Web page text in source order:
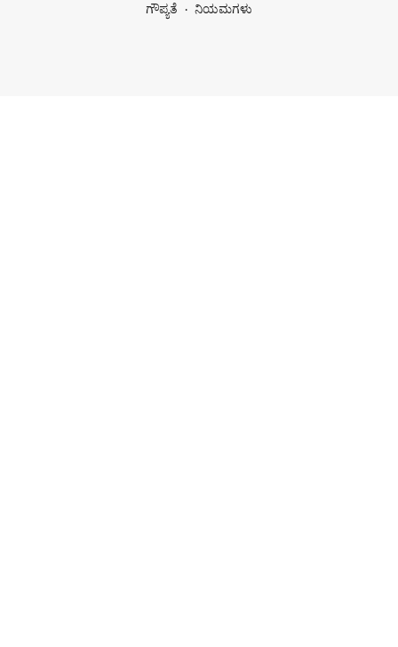
ಗೌಪ್ಯತೆ
ನಿಯಮಗಳು